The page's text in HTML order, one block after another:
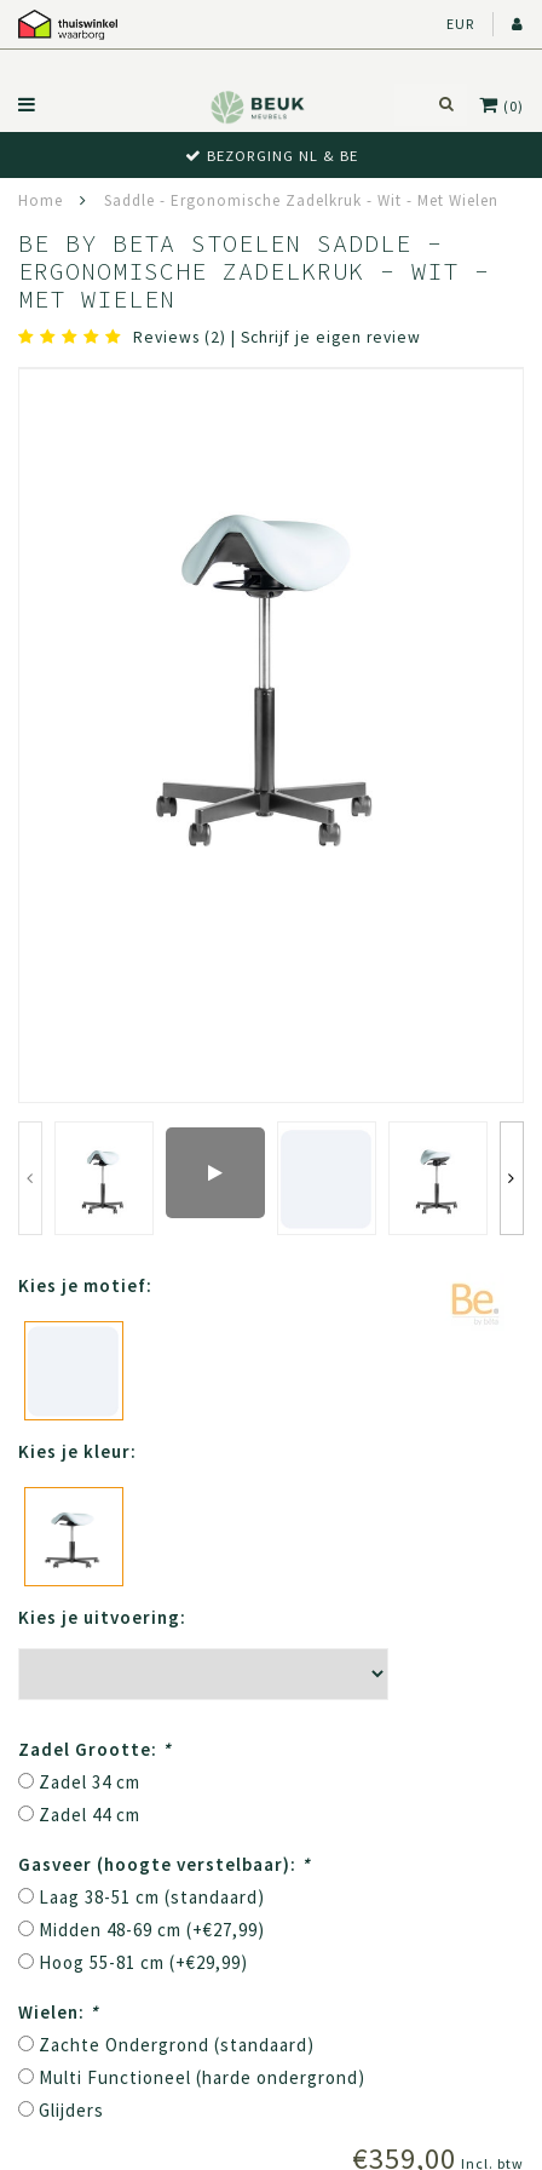
EUR
(0)
BEZORGING NL & BE
Home Saddle - Ergonomische Zadelkruk - Wit - Met Wielen
BE BY BETA STOELEN SADDLE -
ERGONOMISCHE ZADELKRUK - WIT -
MET WIELEN
Reviews (2) | Schrijf je eigen review
Kies je motief:
Kies je kleur:
Kies je uitvoering:
Zadel Grootte: *
Zadel 34 cm
Zadel 44 cm
Gasveer (hoogte verstelbaar): *
Laag 38-51 cm (standaard)
Midden 48-69 cm (+€27,99)
Hoog 55-81 cm (+€29,99)
Wielen: *
Zachte Ondergrond (standaard)
Multi Functioneel (harde ondergrond)
Glijders
€359,00 Incl. btw